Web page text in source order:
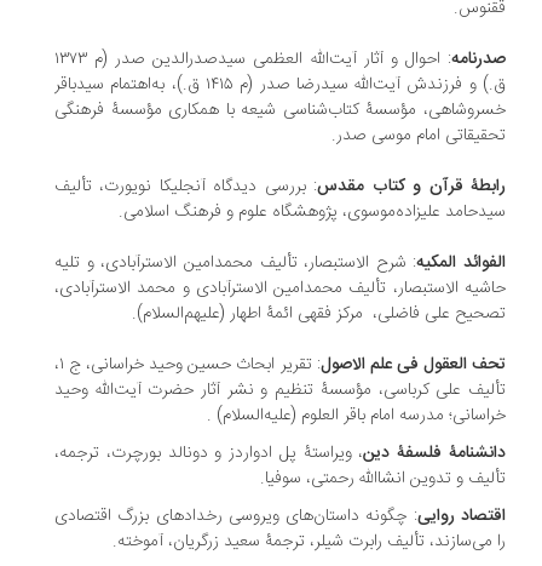
: احوال و آثار آیت‌الله العظمی سیدصدرالدین صدر (م ۱۳۷۳
ق.) و فرزندش آیت‌الله سیدرضا صدر (م ۱۴۱۵ ق.)، به‌اهتمام سیدباقر
مؤسسۀ کتاب‌شناسی شیعه با همکاری مؤسسۀ فرهنگی
امام موسی صدر.
قرآن و کتاب مقدس : بررسی دیدگاه آنجلیکا نویورت، تألیف
علیزاده‌موسوی، پژوهشگاه علوم و فرهنگ اسلامی.
المکیه: شرح الاستبصار، تألیف محمدامین الاسترآبادی، و تلیه
الاستبصار، تألیف محمدامین الاسترآبادی و محمد الاسترآبادی،
علی فاضلی، ‏‫مرکز فقهی ائمۀ اطهار (علیهم‌السلام).
العقول فی علم الاصول
: تقریر ابحاث حسین وحید خراسانی، ج ۱،
علی کرباسی، مؤسسۀ تنظیم و نشر آثار حضرت آیت‌الله وحید
مدرسه امام باقر العلوم (علیه‌السلام) .
فلسفۀ دین، ویراستۀ پل ادواردز و دونالد بورچرت، ترجمه،
و تدوین انشاالله رحمتی، سوفیا.
روایی: چگونه داستان‌های ویروسی رخدادهای بزرگ اقتصادی
می‌سازند، تألیف رابرت شیلر، ترجمۀ سعید زرگریان، آموخته.